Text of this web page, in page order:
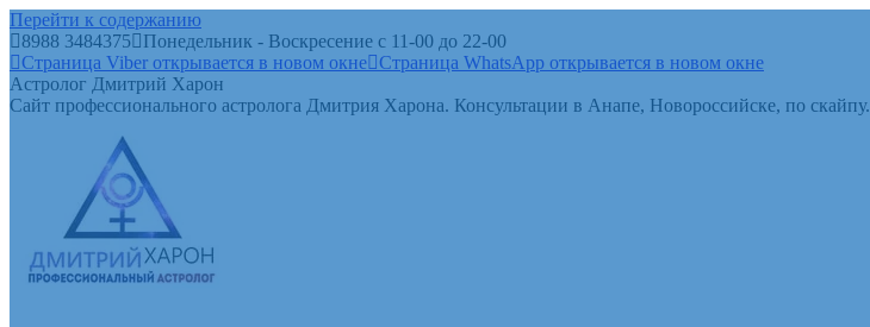
Перейти к содержанию
8988 3484375
Понедельник - Воскресение с 11-00 до 22-00
Страница Viber открывается в новом окне
Страница WhatsApp открывается в новом окне
Астролог Дмитрий Харон
Сайт профессионального астролога Дмитрия Харона. Консультации в Анапе, Новороссийске, по скайпу.